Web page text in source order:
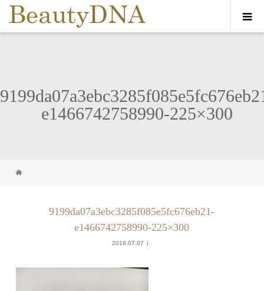
e1466742758990-225×300
9199da07a3ebc3285f085e5fc676eb21-
e1466742758990-225×300
2018.07.07